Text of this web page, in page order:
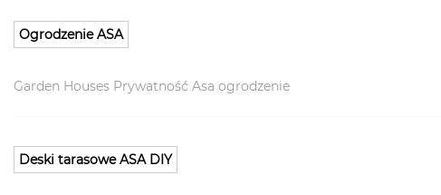
Ogrodzenie ASA
Garden Houses Prywatność Asa ogrodzenie
Deski tarasowe ASA DIY